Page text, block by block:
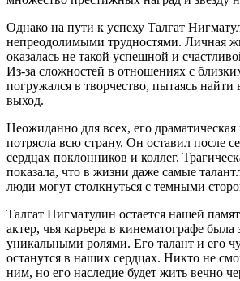
Однако на пути к успеху Талгат
непреодолимыми трудностями. Личная
оказалась не такой успешной и
Из-за сложностей в отношениях с
погружался в творчество, пытаясь
выход.
Неожиданно для всех, его драматическая
потрясла всю страну. Он оставил после
сердцах поклонников и коллег.
показала, что в жизни даже самые
люди могут столкнуться с темными
Талгат Нигматулин остается нашей
актер, чья карьера в кинематографе
уникальными ролями. Его талант и его
останутся в наших сердцах. Никто не
ним, но его наследие будет жить вечно